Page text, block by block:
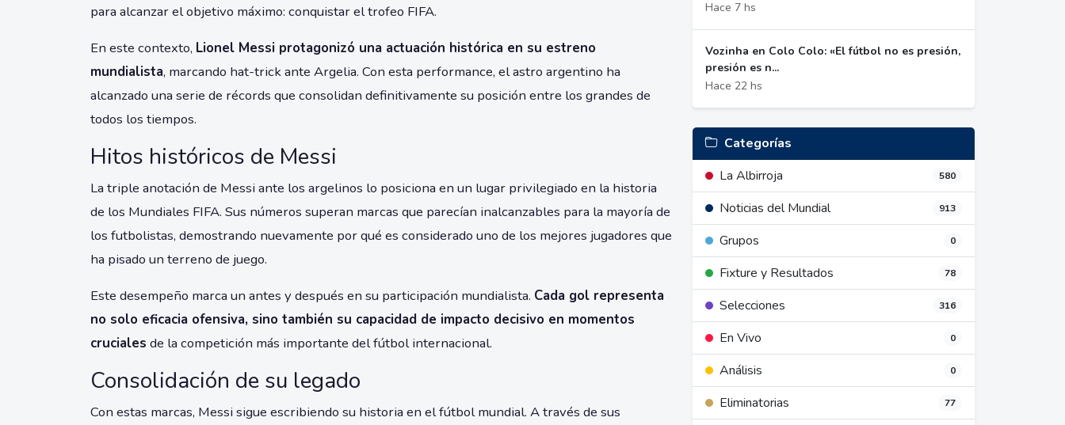
para alcanzar el objetivo máximo: conquistar el trofeo FIFA.
En este contexto, Lionel Messi protagonizó una actuación histórica en su estreno
mundialista, marcando hat-trick ante Argelia. Con esta performance, el astro argentino ha
alcanzado una serie de récords que consolidan definitivamente su posición entre los grandes de
todos los tiempos.
Hitos históricos de Messi
La triple anotación de Messi ante los argelinos lo posiciona en un lugar privilegiado en la historia
de los Mundiales FIFA. Sus números superan marcas que parecían inalcanzables para la mayoría de
los futbolistas, demostrando nuevamente por qué es considerado uno de los mejores jugadores que
ha pisado un terreno de juego.
Este desempeño marca un antes y después en su participación mundialista. Cada gol representa
no solo eficacia ofensiva, sino también su capacidad de impacto decisivo en momentos
cruciales de la competición más importante del fútbol internacional.
Consolidación de su legado
Con estas marcas, Messi sigue escribiendo su historia en el fútbol mundial. A través de sus
Hace 7 hs
Vozinha en Colo Colo: «El fútbol no es presión,
presión es n...
Hace 22 hs
Categorías
La Albirroja
580
Noticias del Mundial 913
Grupos 0
Fixture y Resultados 78
Selecciones 316
En Vivo 0
Análisis 0
Eliminatorias 77